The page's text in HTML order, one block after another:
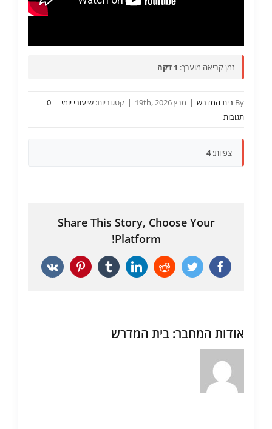
זמן קריאה מוערך: 1 דקה
By בית המדרש | מרץ 19th, 2026 | קטגוריות: שיעורי יומי |
0
תגובות
צפיות:4
Share This Story, Choose Your
Platform!
Facebook
Twitter
Reddit
LinkedIn
Tumblr
Pinterest
Vk
אודות המחבר: בית המדרש